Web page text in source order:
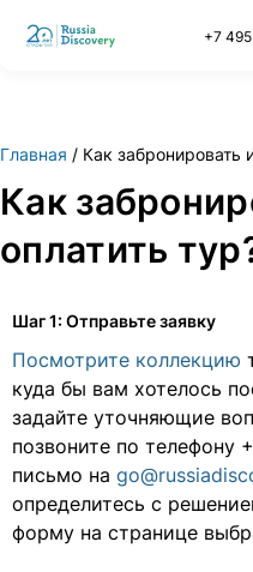
+7
Главная Как забронировать
Как
оплатить
Шаг 1: Отправьте заявку
Посмотрите коллекцию
куда бы вам хотелось
задайте уточняющие
позвоните по телефону
письмо на
определитесь с
форму на странице